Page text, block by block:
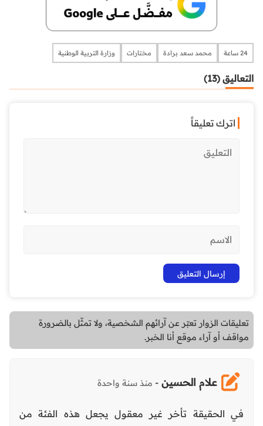
24 ساعة محمد سعد برادة مختارات وزارة التربية الوطنية
التعاليق (13)
اترك تعليقاً
تعليقات الزوار تعبّر عن آرائهم الشخصية، ولا تمثّل بالضرورة
مواقف أو آراء موقع أنا الخبر.
علام الحسين - منذ سنة واحدة
في الحقيقة تأخر غير معقول يجعل هذه الفئة من